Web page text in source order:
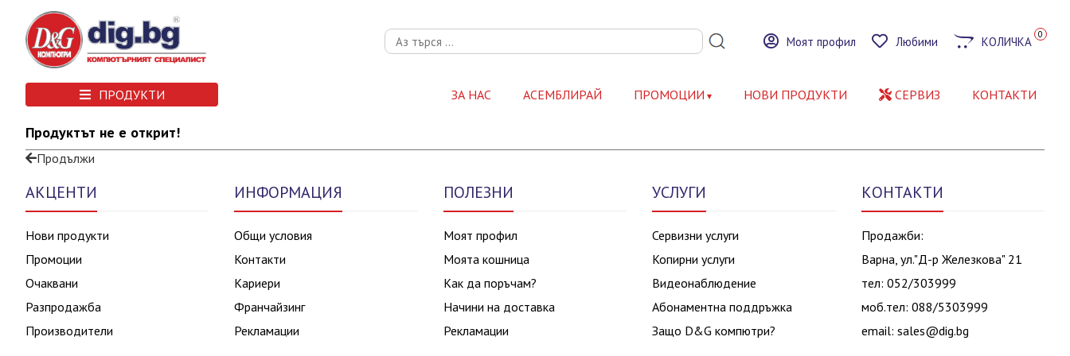
Моят профил Любими КОЛИЧКА 0
ПРОДУКТИ ЗА НАС АСЕМБЛИРАЙ ПРОМОЦИИ НОВИ ПРОДУКТИ СЕРВИЗ КОНТАКТИ
Продуктът не е открит!
Продължи
АКЦЕНТИ
Нови продукти
Промоции
Очаквани
Разпродажба
Производители
ИНФОРМАЦИЯ
Общи условия
Контакти
Кариери
Франчайзинг
Рекламации
ПОЛЕЗНИ
Моят профил
Моята кошница
Как да поръчам?
Начини на доставка
Рекламации
УСЛУГИ
Сервизни услуги
Копирни услуги
Видеонаблюдение
Абонаментна поддръжка
Защо D&G компютри?
КОНТАКТИ
Продажби:
Варна, ул."Д-р Железкова" 21
тел: 052/303999
моб.тел: 088/5303999
email: sales@dig.bg